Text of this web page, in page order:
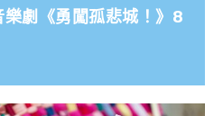
劇《勇闖孤悲城！》8